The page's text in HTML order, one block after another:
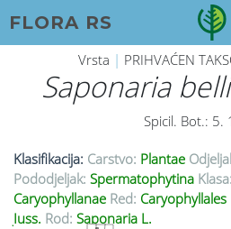
FLORA RS
Vrsta | PRIHVAĆEN
Saponaria
Spicil. Bot.: 5.
Klasifikacija: Carstvo: Plantae
Pododjeljak: Spermatophytina Klasa:
Caryophyllanae Red: Caryophyllales
Juss. Rod: Saponaria L.